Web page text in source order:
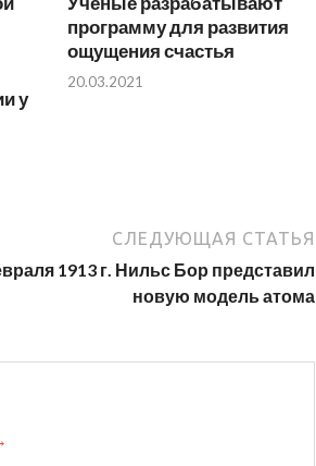
у
программу для развития
ощущения счастья
20.03.2021
СЛЕДУЮЩАЯ СТАТЬЯ
1913 г. Нильс Бор представил
новую модель атома